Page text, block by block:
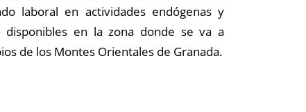
laboral en actividades endógenas y
disponibles en la zona donde se va a
de los Montes Orientales de Granada.